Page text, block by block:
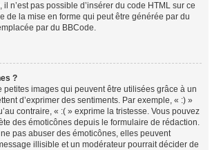
il n’est pas possible d’insérer du code HTML sur ce
de la mise en forme qui peut être générée par du
par du BBCode.
?
petites images qui peuvent être utilisées grâce à un
d’exprimer des sentiments. Par exemple, « :) »
contraire, « :( » exprime la tristesse. Vous pouvez
des émoticônes depuis le formulaire de rédaction.
pas abuser des émoticônes, elles peuvent
illisible et un modérateur pourrait décider de